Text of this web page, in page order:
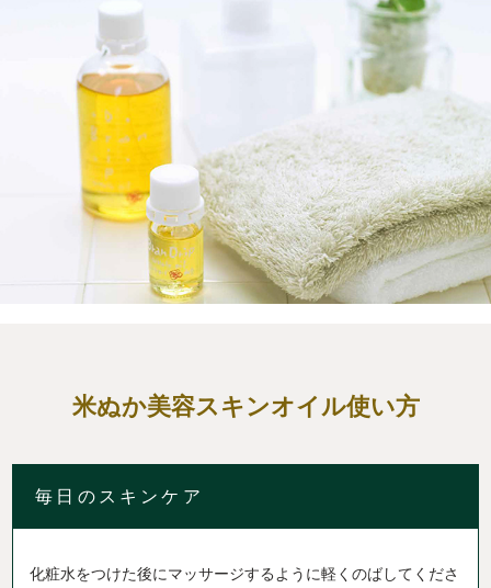
米ぬか美容スキンオイル使い方
毎日のスキンケア
化粧水をつけた後にマッサージするように軽くのばしてくださ